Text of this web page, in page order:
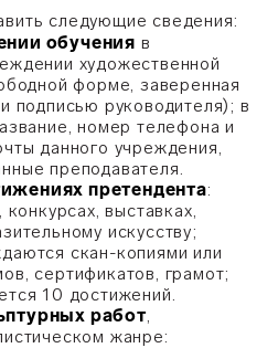
следующие сведения:
обучения в
художественной
форме, заверенная
подписью руководителя); в
номер телефона и
данного учреждения,
преподавателя.
претендента:
выставках,
искусству;
скан-копиями или
сертификатов, грамот;
10 достижений.
работ,
жанре: